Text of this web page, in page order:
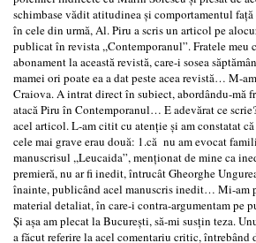
schimbase vădit atitudinea şi comportamentul
în cele din urmă, Al. Piru a scris un articol pe
publicat în revista ,,Contemporanul”. Fratele meu
abonament la această revistă, care-i sosea
mamei ori poate ea a dat peste acea revistă… M-
Craiova. A intrat direct în subiect, abordându-mă
atacă Piru în Contemporanul… E adevărat ce
acel articol. L-am citit cu atenţie şi am constatat
cele mai grave erau două: 1.că nu am evocat
manuscrisul ,,Leucaida”, menţionat de mine ca
premieră, nu ar fi inedit, întrucât Gheorghe
înainte, publicând acel manuscris inedit… Mi-am
material detaliat, în care-i contra-argumentam pe
Şi aşa am plecat la Bucureşti, să-mi susţin teza.
a făcut referire la acel comentariu critic,